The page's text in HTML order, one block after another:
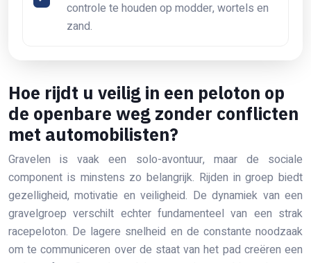
controle te houden op modder, wortels en
zand.
Hoe rijdt u veilig in een peloton op
de openbare weg zonder conflicten
met automobilisten?
Gravelen is vaak een solo-avontuur, maar de sociale
component is minstens zo belangrijk. Rijden in groep biedt
gezelligheid, motivatie en veiligheid. De dynamiek van een
gravelgroep verschilt echter fundamenteel van een strak
racepeloton. De lagere snelheid en de constante noodzaak
om te communiceren over de staat van het pad creëren een